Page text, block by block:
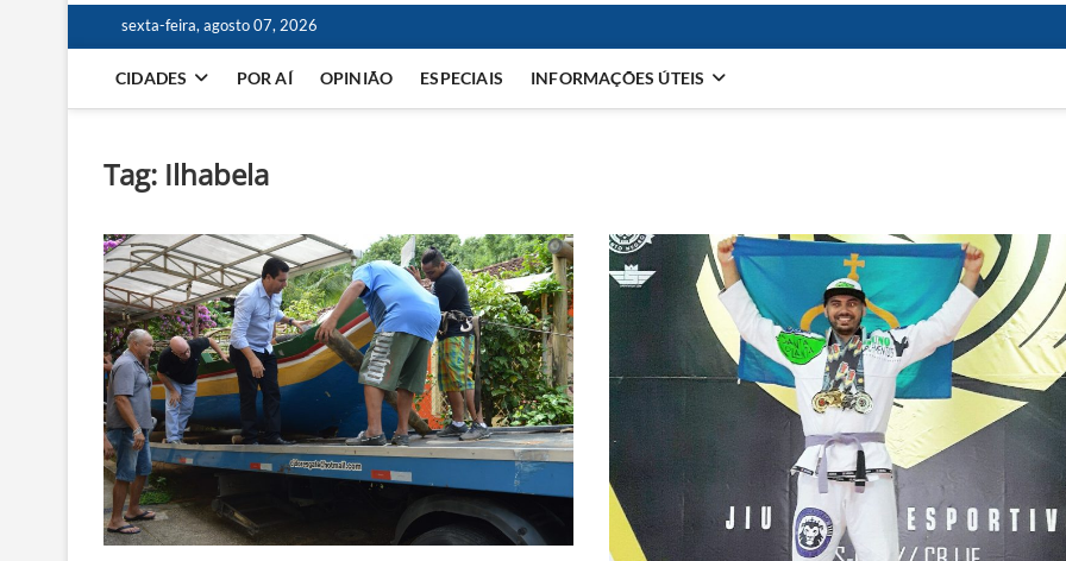
sexta-feira, agosto 07, 2026
CIDADES POR AÍ OPINIÃO ESPECIAIS INFORMAÇÕES ÚTEIS
Tag: Ilhabela